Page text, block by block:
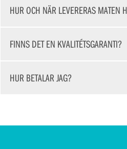
HUR OCH NÄR LEVERERAS MATEN
FINNS DET EN KVALITÉTSGARANTI?
HUR BETALAR JAG?